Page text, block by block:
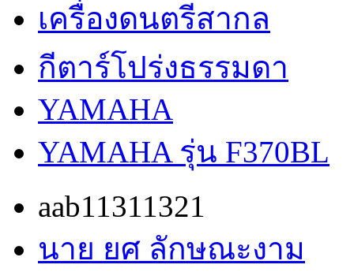
เครื่องดนตรีสากล
กีตาร์โปร่งธรรมดา
YAMAHA
YAMAHA รุ่น F370BL
aab11311321
นาย ยศ ลักษณะงาม